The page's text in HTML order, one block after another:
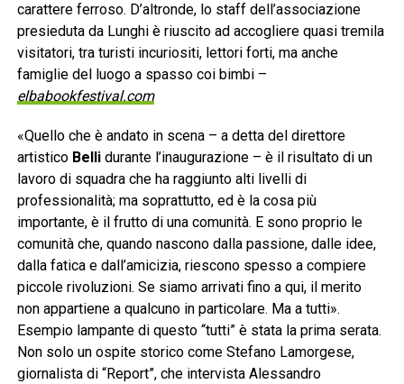
carattere ferroso. D’altronde, lo staff dell’associazione
presieduta da Lunghi è riuscito ad accogliere quasi tremila
visitatori, tra turisti incuriositi, lettori forti, ma anche
famiglie del luogo a spasso coi bimbi –
elbabookfestival.com
«Quello che è andato in scena – a detta del direttore
artistico Bellidurante l’inaugurazione – è il risultato di un
lavoro di squadra che ha raggiunto alti livelli di
professionalità; ma soprattutto, ed è la cosa più
importante, è il frutto di una comunità. E sono proprio le
comunità che, quando nascono dalla passione, dalle idee,
dalla fatica e dall’amicizia, riescono spesso a compiere
piccole rivoluzioni. Se siamo arrivati fino a qui, il merito
non appartiene a qualcuno in particolare. Ma a tutti».
Esempio lampante di questo “tutti” è stata la prima serata.
Non solo un ospite storico come Stefano Lamorgese,
giornalista di “Report”, che intervista Alessandro